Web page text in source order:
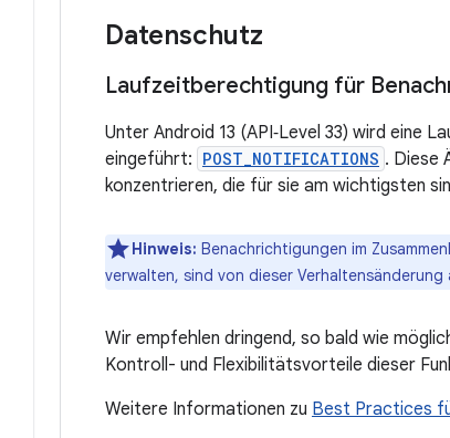
Datenschutz
Laufzeitberechtigung für
Unter Android 13 (API‑Level 33) wird eine
eingeführt: POST_NOTIFICATIONS . Diese
konzentrieren, die für sie am wichtigsten
Hinweis: Benachrichtigungen im
verwalten, sind von dieser Verhaltensänderung
Wir empfehlen dringend, so bald wie
Kontroll- und Flexibilitätsvorteile dieser
Weitere Informationen zu Best Practices